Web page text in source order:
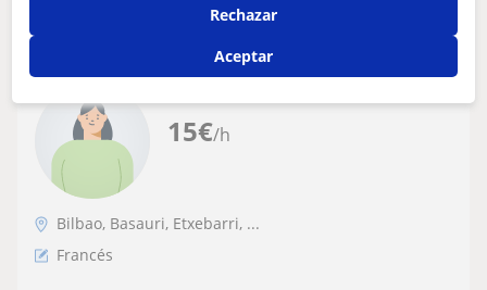
15€/h
Bilbao, Basauri, Etxebarri, ...
Francés
Rechazar
Aceptar